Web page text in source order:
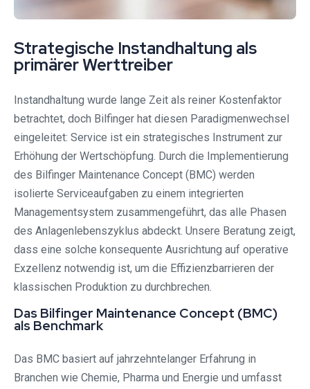
Strategische Instandhaltung als
primärer Werttreiber
Instandhaltung wurde lange Zeit als reiner Kostenfaktor
betrachtet, doch Bilfinger hat diesen Paradigmenwechsel
eingeleitet: Service ist ein strategisches Instrument zur
Erhöhung der Wertschöpfung. Durch die Implementierung
des Bilfinger Maintenance Concept (BMC) werden
isolierte Serviceaufgaben zu einem integrierten
Managementsystem zusammengeführt, das alle Phasen
des Anlagenlebenszyklus abdeckt. Unsere Beratung zeigt,
dass eine solche konsequente Ausrichtung auf operative
Exzellenz notwendig ist, um die Effizienzbarrieren der
klassischen Produktion zu durchbrechen.
Das Bilfinger Maintenance Concept (BMC)
als Benchmark
Das BMC basiert auf jahrzehntelanger Erfahrung in
Branchen wie Chemie, Pharma und Energie und umfasst